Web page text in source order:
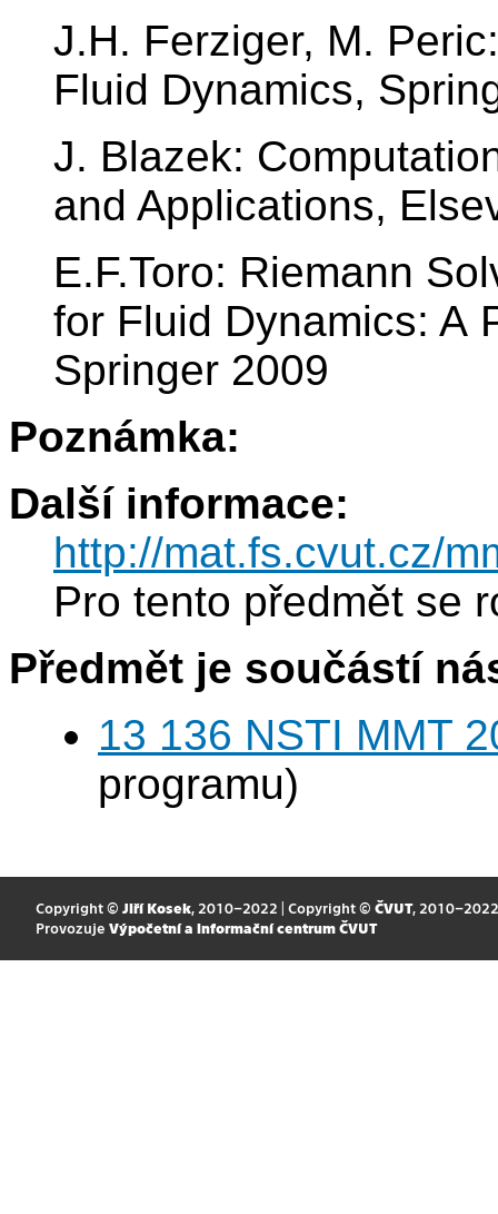
J.H. Ferziger, M.
Fluid Dynamics,
J. Blazek:
and Applications,
E.F.Toro: Riemann
for Fluid Dynamics: A
Springer 2009
Poznámka:
Další informace:
http://mat.fs.cvut.cz/
Pro tento předmět se
Předmět je součástí
13 136 NSTI MMT
programu)
Copyright © Jiří Kosek, 2010–2022 | Copyright © ČVUT, 2010–2022
Provozuje Výpočetní a informační centrum ČVUT